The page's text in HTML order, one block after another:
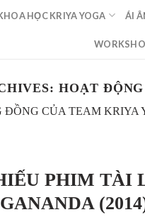
HỌC KRIYA YOGA ÁI
HOẠT ĐỘNG
ĐỒNG CỦA TEAM KRIYA
PHIM TÀI